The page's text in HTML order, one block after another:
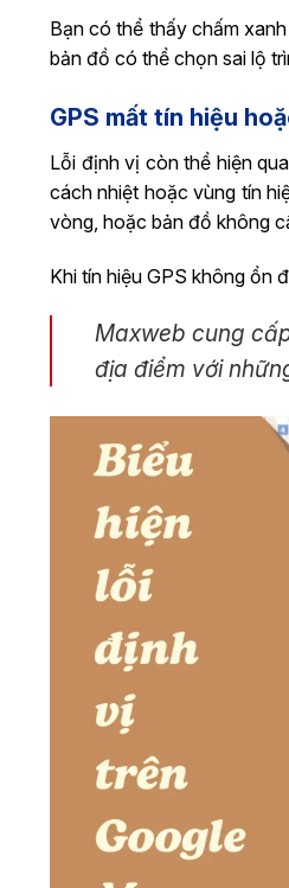
Bạn có thể thấy chấm
bản đồ có thể chọn sai lộ
GPS mất tín hiệu
Lỗi định vị còn thể hiện
cách nhiệt hoặc vùng tín
vòng, hoặc bản đồ không
Khi tín hiệu GPS không ổn
Maxweb cung
địa điểm với